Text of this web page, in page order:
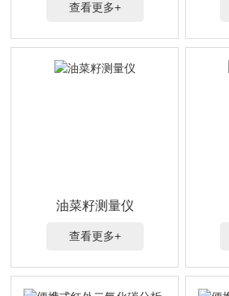
查看更多+
油菜籽测量仪
查看更多+